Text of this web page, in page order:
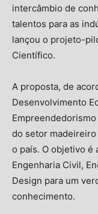
intercâmbio de
talentos para as
lançou o projeto-
Científico.
A proposta, de
Desenvolvimento
do setor
o país. O objetivo é
Engenharia Civil,
Design para um
conhecimento.